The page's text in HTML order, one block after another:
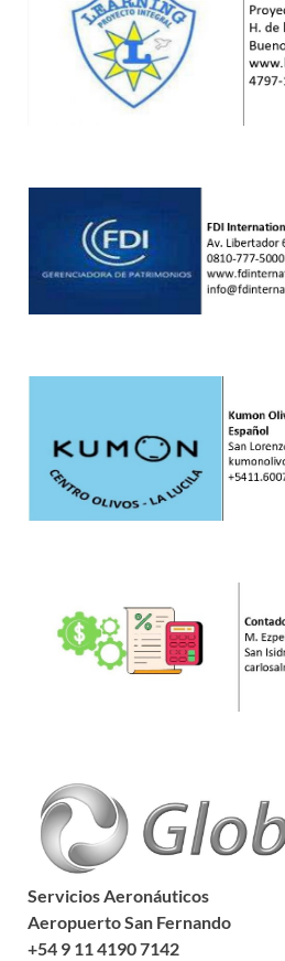
Servicios Aeronáuticos
Aeropuerto San Fernando
+54 9 11 4190 7142